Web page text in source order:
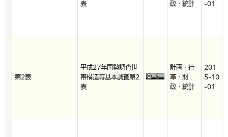
表
政・統計
-01
第2表
平成27年国勢調査世
帯構造等基本調査第2
表
計画・行
革・財
政・統計
201
5-10
-01